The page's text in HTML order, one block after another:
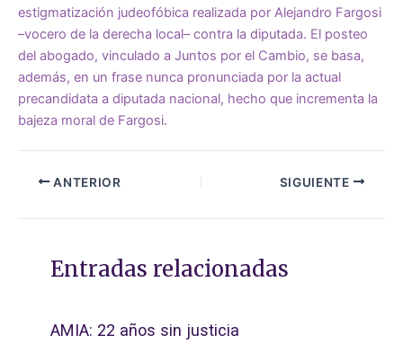
estigmatización judeofóbica realizada por Alejandro Fargosi
–vocero de la derecha local– contra la diputada. El posteo
del abogado, vinculado a Juntos por el Cambio, se basa,
además, en un frase nunca pronunciada por la actual
precandidata a diputada nacional, hecho que incrementa la
bajeza moral de Fargosi.
ANTERIOR SIGUIENTE
Entradas relacionadas
AMIA: 22 años sin justicia